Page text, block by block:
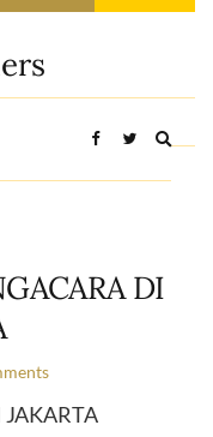
form
DI